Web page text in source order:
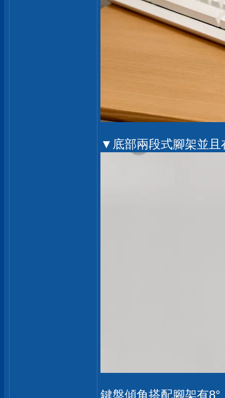
▼底部兩段式腳架並且
鍵盤傾角搭配腳架有